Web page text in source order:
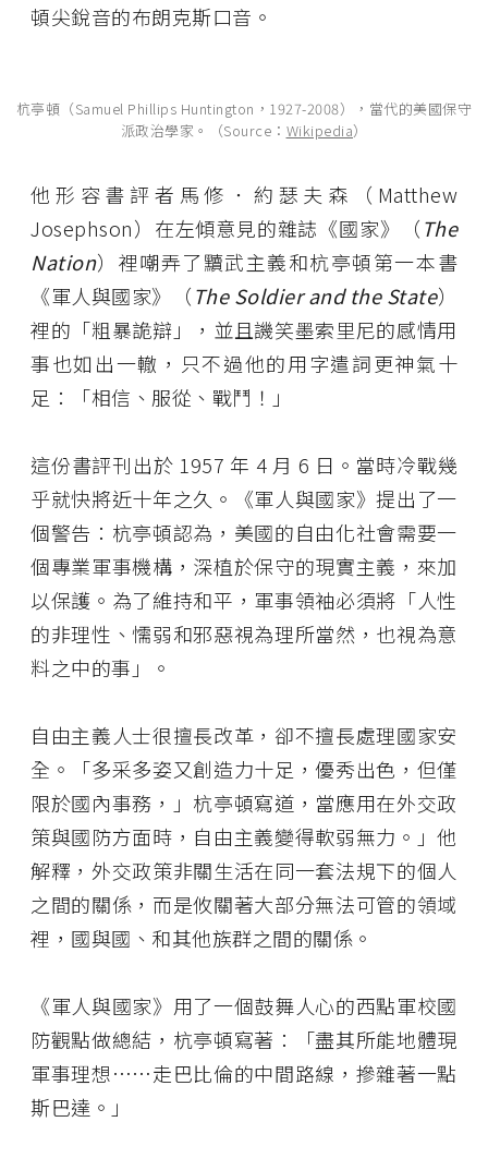
頓尖銳音的布朗克斯口音。
杭亭頓（Samuel Phillips Huntington，1927-2008），當代的美國保守
派政治學家。（Source： Wikipedia）
他形容書評者馬修．約瑟夫森（Matthew
Josephson）在左傾意見的雜誌《國家》（The
Nation）裡嘲弄了黷武主義和杭亭頓第一本書
《軍人與國家》（The Soldier and the State）
裡的「粗暴詭辯」，並且譏笑墨索里尼的感情用
事也如出一轍，只不過他的用字遣詞更神氣十
足：「相信、服從、戰鬥！」
這份書評刊出於 1957 年 4 月 6 日。當時冷戰幾
乎就快將近十年之久。《軍人與國家》提出了一
個警告：杭亭頓認為，美國的自由化社會需要一
個專業軍事機構，深植於保守的現實主義，來加
以保護。為了維持和平，軍事領袖必須將「人性
的非理性、懦弱和邪惡視為理所當然，也視為意
料之中的事」。
自由主義人士很擅長改革，卻不擅長處理國家安
全。「多采多姿又創造力十足，優秀出色，但僅
限於國內事務，」杭亭頓寫道，當應用在外交政
策與國防方面時，自由主義變得軟弱無力。」他
解釋，外交政策非關生活在同一套法規下的個人
之間的關係，而是攸關著大部分無法可管的領域
裡，國與國、和其他族群之間的關係。
《軍人與國家》用了一個鼓舞人心的西點軍校國
防觀點做總結，杭亭頓寫著：「盡其所能地體現
軍事理想……走巴比倫的中間路線，摻雜著一點
斯巴達。」